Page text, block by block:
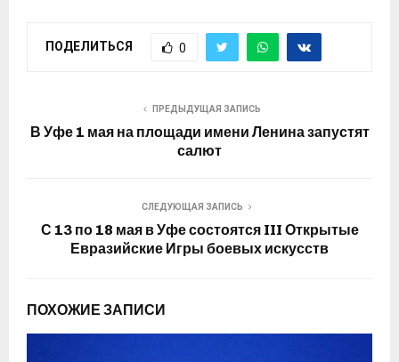
ПОДЕЛИТЬСЯ 0
ПРЕДЫДУЩАЯ ЗАПИСЬ
В Уфе 1 мая на площади имени Ленина запустят
салют
СЛЕДУЮЩАЯ ЗАПИСЬ
С 13 по 18 мая в Уфе состоятся III Открытые
Евразийские Игры боевых искусств
ПОХОЖИЕ ЗАПИСИ